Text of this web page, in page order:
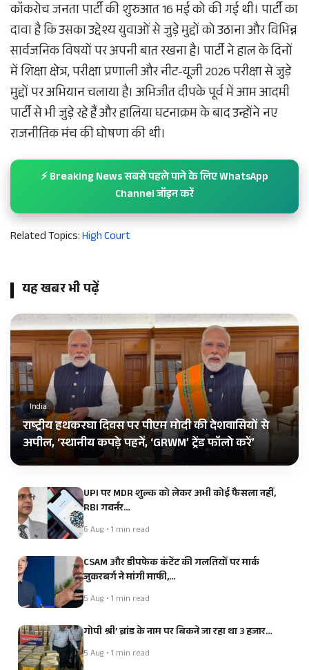
कॉकरोच जनता पार्टी की शुरुआत 16 मई को की गई थी। पार्टी का
दावा है कि उसका उद्देश्य युवाओं से जुड़े मुद्दों को उठाना और विभिन्न
सार्वजनिक विषयों पर अपनी बात रखना है। पार्टी ने हाल के दिनों
में शिक्षा क्षेत्र, परीक्षा प्रणाली और नीट-यूजी 2026 परीक्षा से जुड़े
मुद्दों पर अभियान चलाया है। अभिजीत दीपके पूर्व में आम आदमी
पार्टी से भी जुड़े रहे हैं और हालिया घटनाक्रम के बाद उन्होंने नए
राजनीतिक मंच की घोषणा की थी।
⚡ Breaking News सबसे पहले पाने के लिए WhatsApp
Channel जॉइन करें
Related Topics:High Court
यह खबर भी पढ़ें
India
राष्ट्रीय हथकरघा दिवस पर पीएम मोदी की देशवासियों से
अपील, ‘स्थानीय कपड़े पहनें, ‘GRWM’ ट्रेंड फॉलो करें’
UPI पर MDR शुल्क को लेकर अभी कोई फैसला नहीं,
RBI गवर्नर…
6 Aug • 1 min read
CSAM और डीपफेक कंटेंट की गलतियों पर मार्क
जुकरबर्ग ने मांगी माफी,…
5 Aug • 1 min read
गोपी श्री’ ब्रांड के नाम पर बिकने जा रहा था 3 हजार…
5 Aug • 1 min read